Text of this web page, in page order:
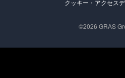
クッキー・アクセス
©2026 GRAS